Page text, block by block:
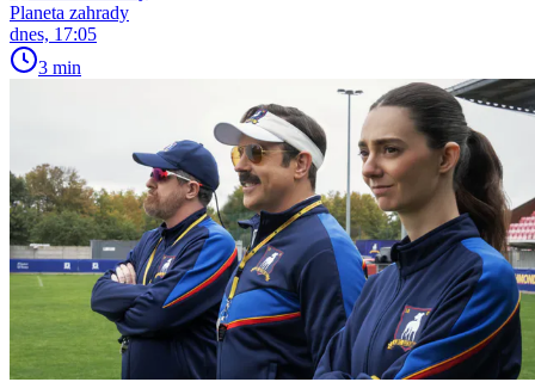
Planeta zahrady
dnes, 17:05
3 min